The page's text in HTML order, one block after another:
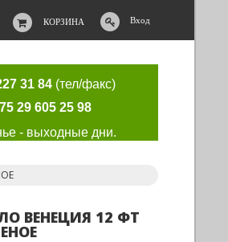
КОРЗИНА Вход
31 84 (тел/факс)
29 605 25 98
- выходные дни.
ВЕНЕЦИЯ 12 ФТ